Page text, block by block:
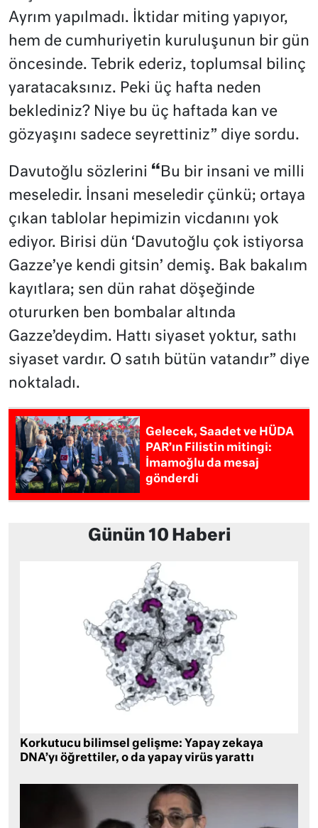
Ayrım yapılmadı. İktidar miting yapıyor,
hem de cumhuriyetin kuruluşunun bir gün
öncesinde. Tebrik ederiz, toplumsal bilinç
yaratacaksınız. Peki üç hafta neden
beklediniz? Niye bu üç haftada kan ve
gözyaşını sadece seyrettiniz” diye sordu.
Davutoğlu sözlerini “ Bu bir insani ve milli
meseledir. İnsani meseledir çünkü; ortaya
çıkan tablolar hepimizin vicdanını yok
ediyor. Birisi dün ‘Davutoğlu çok istiyorsa
Gazze’ye kendi gitsin’ demiş. Bak bakalım
kayıtlara; sen dün rahat döşeğinde
otururken ben bombalar altında
Gazze’deydim. Hattı siyaset yoktur, sathı
siyaset vardır. O satıh bütün vatandır” diye
noktaladı.
Gelecek, Saadet ve HÜDA
PAR’ın Filistin mitingi:
İmamoğlu da mesaj
gönderdi
Günün 10 Haberi
Korkutucu bilimsel gelişme: Yapay zekaya
DNA’yı öğrettiler, o da yapay virüs yarattı